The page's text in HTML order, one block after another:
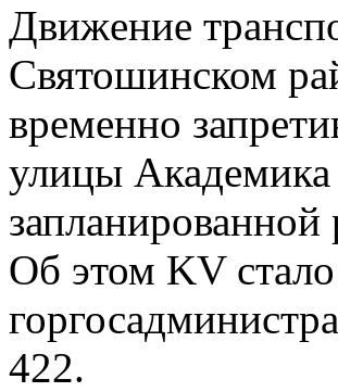
Движeниe
Святошинском
временно
улицы Академика
Об этом KV
422.